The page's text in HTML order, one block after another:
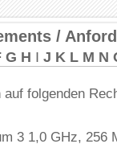
/
G H I J K L M N
auf folgenden
3 1,0 GHz, 256